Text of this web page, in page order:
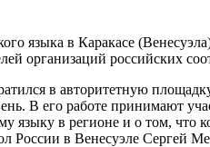
языка в Каракасе
организаций российских
в авторитетную
В его работе принимают
языку в регионе и о том,
России в Венесуэле Сергей